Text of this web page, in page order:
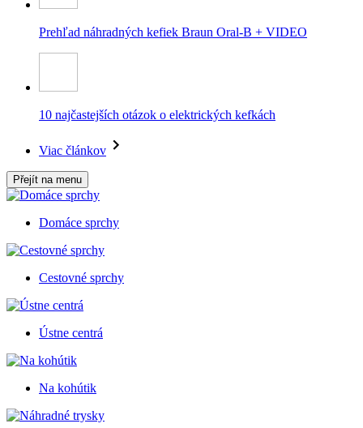
Prehľad náhradných kefiek Braun Oral-B + VIDEO
10 najčastejších otázok o elektrických kefkách
Viac článkov
Přejít na menu
Domáce sprchy
Cestovné sprchy
Ústne centrá
Na kohútik